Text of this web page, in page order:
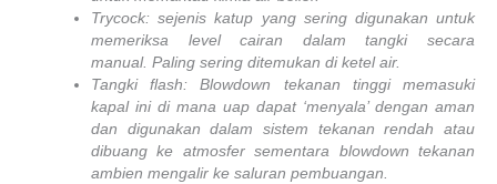
Trycock: sejenis katup yang sering digunakan untuk
memeriksa level cairan dalam tangki secara
manual. Paling sering ditemukan di ketel air.
Tangki flash: Blowdown tekanan tinggi memasuki
kapal ini di mana uap dapat ‘menyala’ dengan aman
dan digunakan dalam sistem tekanan rendah atau
dibuang ke atmosfer sementara blowdown tekanan
ambien mengalir ke saluran pembuangan.